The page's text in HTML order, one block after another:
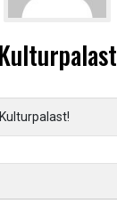
Kulturpalast